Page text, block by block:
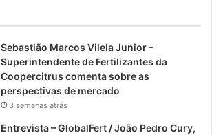
Sebastião Marcos Vilela Junior –
Superintendente de Fertilizantes da
Coopercitrus comenta sobre as
perspectivas de mercado
3 semanas atrás
Entrevista – GlobalFert / João Pedro Cury,